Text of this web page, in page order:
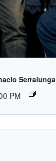
Serralunga
PM